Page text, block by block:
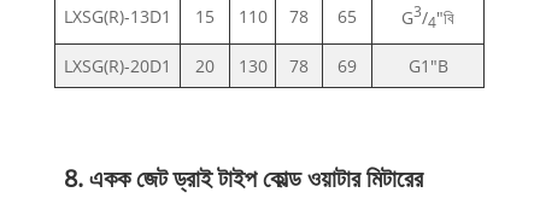
LXSG(R)-13D1 15 110 78 65 G3/4"বি
LXSG(R)-20D1 20 130 78 69 G1"B
8. একক জেট ড্রাই টাইপ কোল্ড ওয়াটার মিটারের